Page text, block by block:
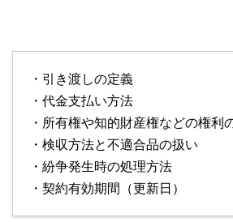
・引き渡しの定義
・代金支払い方法
・所有権や知的財産権などの権利
・検収方法と不適合品の扱い
・紛争発生時の処理方法
・契約有効期間（更新日）